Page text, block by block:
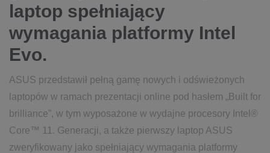
laptop spełniający
wymagania platformy Intel
Evo.
ASUS przedstawił pełną gamę nowych i odświeżonych
laptopów w ramach prezentacji online pod hasłem „Built for
brilliance”, w tym wyposażone w wydajne procesory Intel®
Core™ 11. Generacji, a także pierwszy laptop ASUS
zweryfikowany jako spełniający wymagania platformy